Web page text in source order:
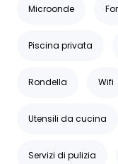
Microonde
Piscina privata
Rondella Wifi
Utensili da cucina
Servizi di pulizia